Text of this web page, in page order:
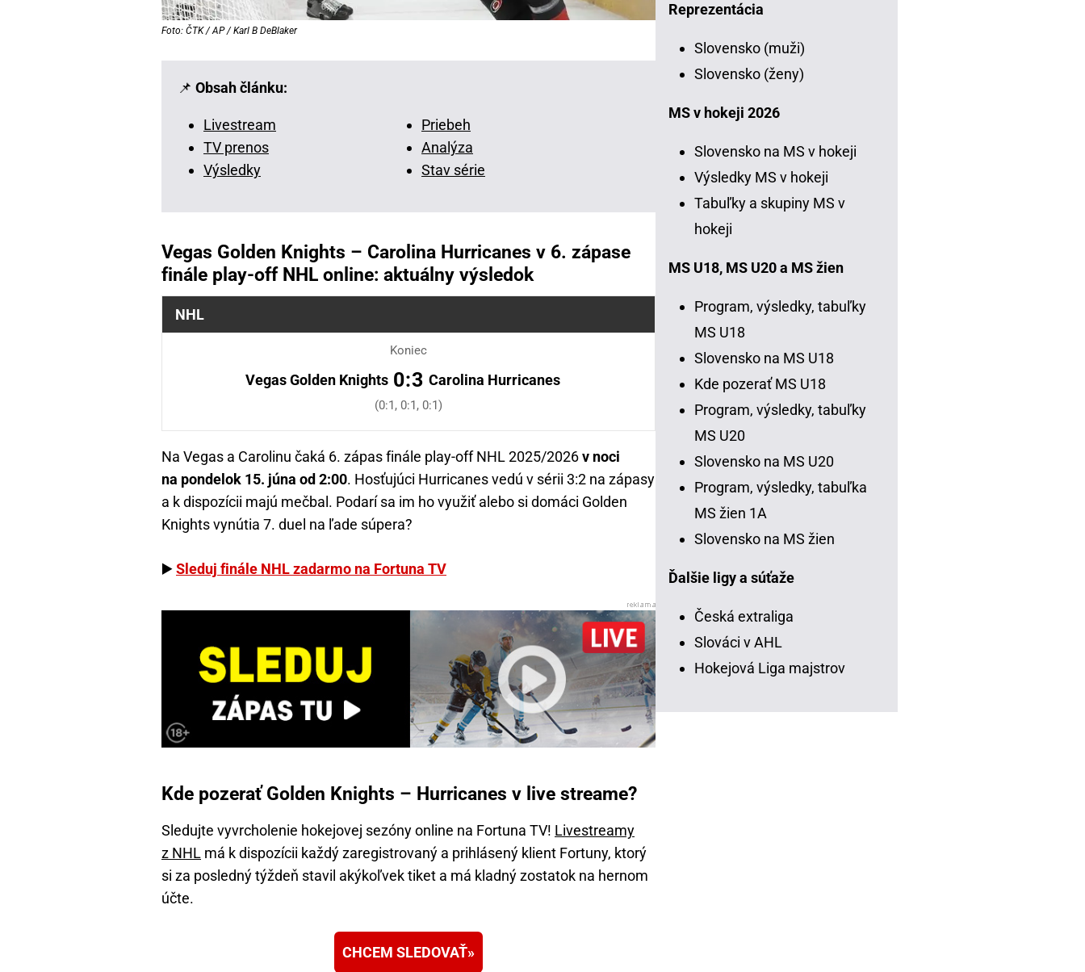
Foto: ČTK / AP / Karl B DeBlaker
📌 Obsah článku:
Livestream
Priebeh
TV prenos
Analýza
Výsledky
Stav série
Vegas Golden Knights – Carolina Hurricanes v 6. zápase
finále play-off NHL online: aktuálny výsledok
NHL
Koniec
Vegas Golden Knights 0:3 Carolina Hurricanes
(0:1, 0:1, 0:1)
Na Vegas a Carolinu čaká 6. zápas finále play-off NHL 2025/2026v noci
na pondelok 15. júna od 2:00. Hosťujúci Hurricanes vedú v sérii 3:2 na zápasy
a k dispozícii majú mečbal. Podarí sa im ho využiť alebo si domáci Golden
Knights vynútia 7. duel na ľade súpera?
▶️Sleduj finále NHL zadarmo na Fortuna TV
Kde pozerať Golden Knights – Hurricanes v live streame?
Sledujte vyvrcholenie hokejovej sezóny online na Fortuna TV! Livestreamy
z NHL má k dispozícii každý zaregistrovaný a prihlásený klient Fortuny, ktorý
si za posledný týždeň stavil akýkoľvek tiket a má kladný zostatok na hernom
účte.
CHCEM SLEDOVAŤ
Reprezentácia
Slovensko (muži)
Slovensko (ženy)
MS v hokeji 2026
Slovensko na MS v hokeji
Výsledky MS v hokeji
Tabuľky a skupiny MS v
hokeji
MS U18, MS U20 a MS žien
Program, výsledky, tabuľky
MS U18
Slovensko na MS U18
Kde pozerať MS U18
Program, výsledky, tabuľky
MS U20
Slovensko na MS U20
Program, výsledky, tabuľka
MS žien 1A
Slovensko na MS žien
Ďalšie ligy a súťaže
Česká extraliga
Slováci v AHL
Hokejová Liga majstrov